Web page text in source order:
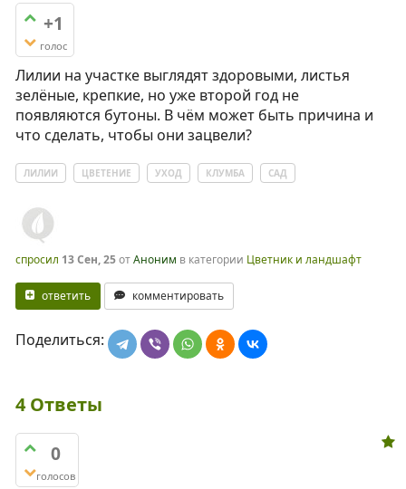
+1
голос
Лилии на участке выглядят здоровыми, листья
зелёные, крепкие, но уже второй год не
появляются бутоны. В чём может быть причина и
что сделать, чтобы они зацвели?
ЛИЛИИ ЦВЕТЕНИЕ УХОД КЛУМБА САД
спросил 13 Сен, 25отАноним в категории Цветник и ландшафт
ответить комментировать
Поделиться:
4Ответы
0
голосов